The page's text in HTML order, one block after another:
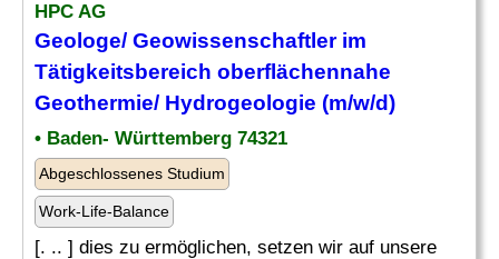
HPC AG
Geologe/ Geowissenschaftler im
Tätigkeitsbereich oberflächennahe
Geothermie/ Hydrogeologie (m/w/d)
• Baden- Württemberg 74321
Abgeschlossenes Studium
Work-Life-Balance
[. .. ] dies zu ermöglichen, setzen wir auf unsere